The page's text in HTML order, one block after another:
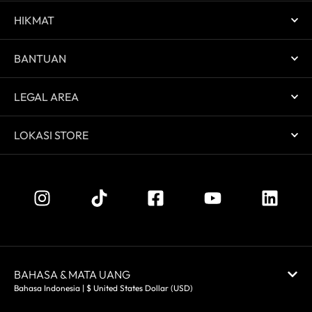
HIKMAT
BANTUAN
LEGAL AREA
LOKASI STORE
BAHASA & MATA UANG
Bahasa Indonesia | $ United States Dollar (USD)